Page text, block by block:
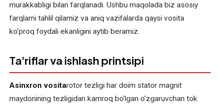
Elektr
uskunalari
maslahat
Elektromotor
kollektorini
murakkabligi bilan farqlanadi. Ushbu maqolada biz asosiy
farqlarni tahlil qilamiz va aniq vazifalarda qaysi vosita
ko'proq foydali ekanligini aytib beramiz.
Ta'riflar va ishlash printsipi
Asinxron vositarotor tezligi har doim stator magnit
maydonining tezligidan kamroq bo'lgan o'zgaruvchan tok